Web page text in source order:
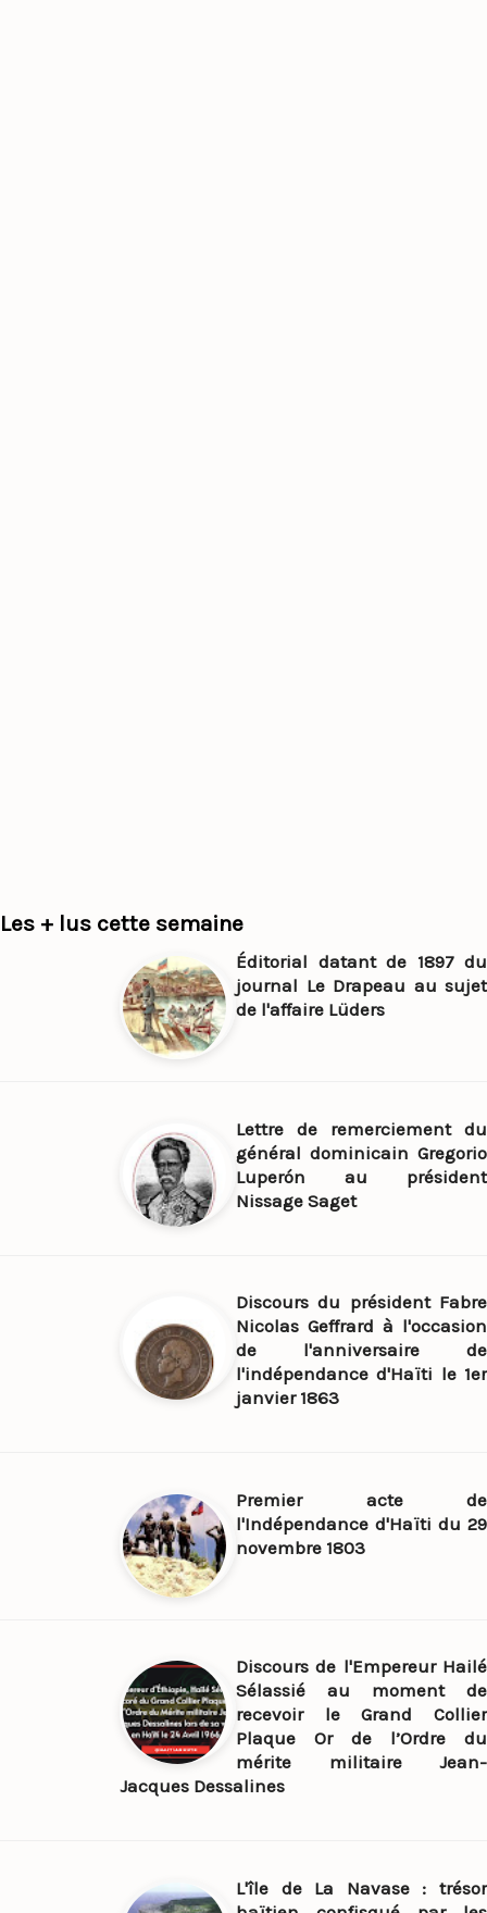
Les + lus cette semaine
Éditorial datant de 1897 du
journal Le Drapeau au sujet
de l'affaire Lüders
Lettre de remerciement du
général dominicain Gregorio
Luperón au président
Nissage Saget
Discours du président Fabre
Nicolas Geffrard à l'occasion
de l'anniversaire de
l'indépendance d'Haïti le 1er
janvier 1863
Premier acte de
l'Indépendance d'Haïti du 29
novembre 1803
Discours de l'Empereur Hailé
Sélassié au moment de
recevoir le Grand Collier
Plaque Or de l’Ordre du
mérite militaire Jean-
Jacques Dessalines
L'île de La Navase : trésor